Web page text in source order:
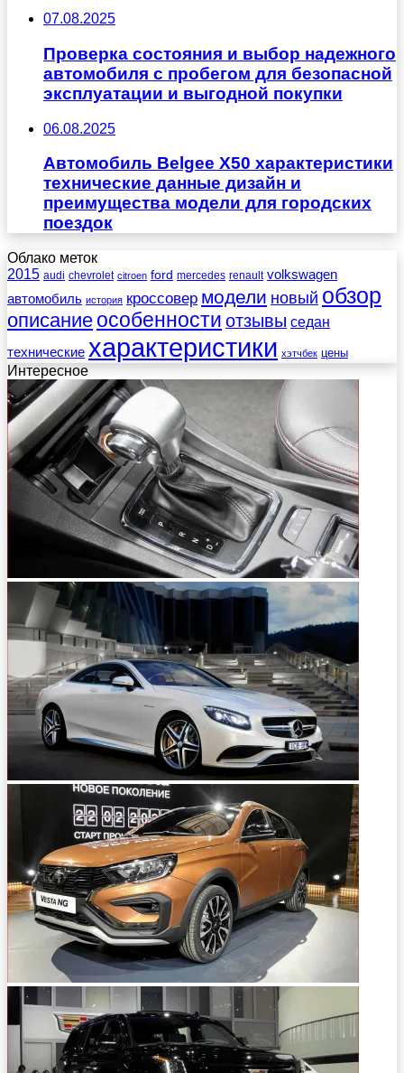
07.08.2025
Проверка состояния и выбор надежного
автомобиля с пробегом для безопасной
эксплуатации и выгодной покупки
06.08.2025
Автомобиль Belgee X50 характеристики
технические данные дизайн и
преимущества модели для городских
поездок
Облако меток
2015 audi chevrolet citroen ford mercedes renault volkswagen
автомобиль история кроссовер модели новый обзор
описание особенности отзывы седан
технические характеристики хэтчбек цены
Интересное